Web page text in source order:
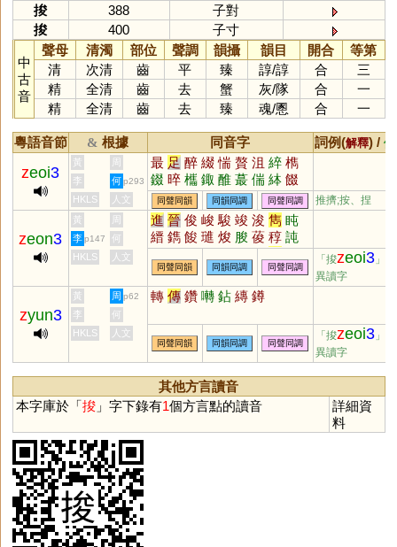
捘
388
子對
捘
400 子寸
中
古
音
聲母 清濁 部位 聲調 韻攝 韻目 開合
等第
清
次清 齒 平 臻 諄/諄 合
三
精
全清 齒 去 蟹 灰/隊 合
一
精
全清 齒 去 臻 魂/慁 合 一
粵語音節 & 根據 同音字 詞例(解釋) /
zeoi3
黃 周 最 足 醉 綴 惴 贅 沮 綷 檇
錣 晬 欈 鋷 醀 蕞 偳 絊 餟
祽 夎 醊
李 何 p293
HKLS 人文 同聲同韻 同韻同調 同聲同調 推擠;按、捏
zeon3
黃 周 進 晉 俊 峻 駿 竣 浚 雋 盹
縉 鐫 餕 璡 焌 朘 葰 稕 訰
晙 榗 枃 嚍 溍 鵔 臇 臸 寯
鋑 搢 畯 燇 濬
李 p147
何
HKLS
人文
同聲同韻 同韻同調 同聲同調
「捘zeoi3 」的
異讀字
zyun3
黃 周 p62 轉 傳 鑽 囀 鉆 縳 鐏
李
何
HKLS
人文
同聲同韻 同韻同調 同聲同調
「捘zeoi3 」的
異讀字
其他方言讀音
本字庫於「捘」字下錄有1個方言點的讀音
詳細資
料